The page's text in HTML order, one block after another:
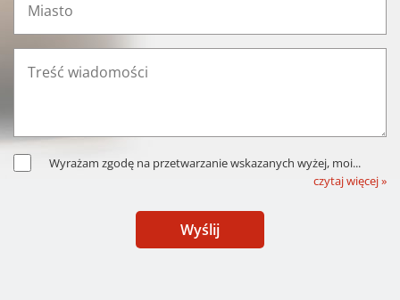
Wyrażam zgodę na przetwarzanie wskazanych wyżej, moi...
czytaj więcej »
Wyślij